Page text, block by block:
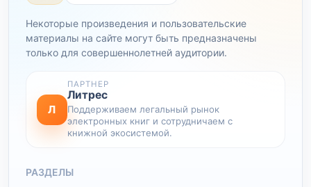
Некоторые произведения и пользовательские
материалы на сайте могут быть предназначены
только для совершеннолетней аудитории.
Л
ПАРТНЕР
Литрес
Поддерживаем легальный рынок
электронных книг и сотрудничаем с
книжной экосистемой.
РАЗДЕЛЫ